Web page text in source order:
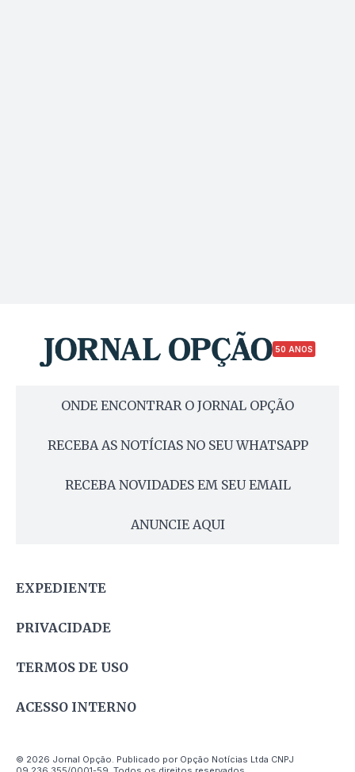
50 ANOS
ONDE ENCONTRAR O JORNAL OPÇÃO
RECEBA AS NOTÍCIAS NO SEU WHATSAPP
RECEBA NOVIDADES EM SEU EMAIL
ANUNCIE AQUI
EXPEDIENTE
PRIVACIDADE
TERMOS DE USO
ACESSO INTERNO
© 2026 Jornal Opção. Publicado por Opção Notícias Ltda CNPJ